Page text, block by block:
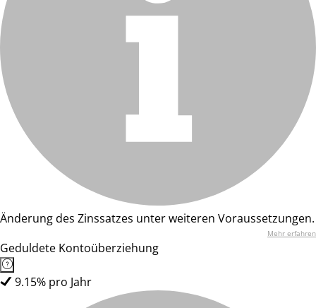
Änderung des Zinssatzes unter weiteren Voraussetzungen.
Mehr erfahren
Geduldete Kontoüberziehung
9.15% pro Jahr